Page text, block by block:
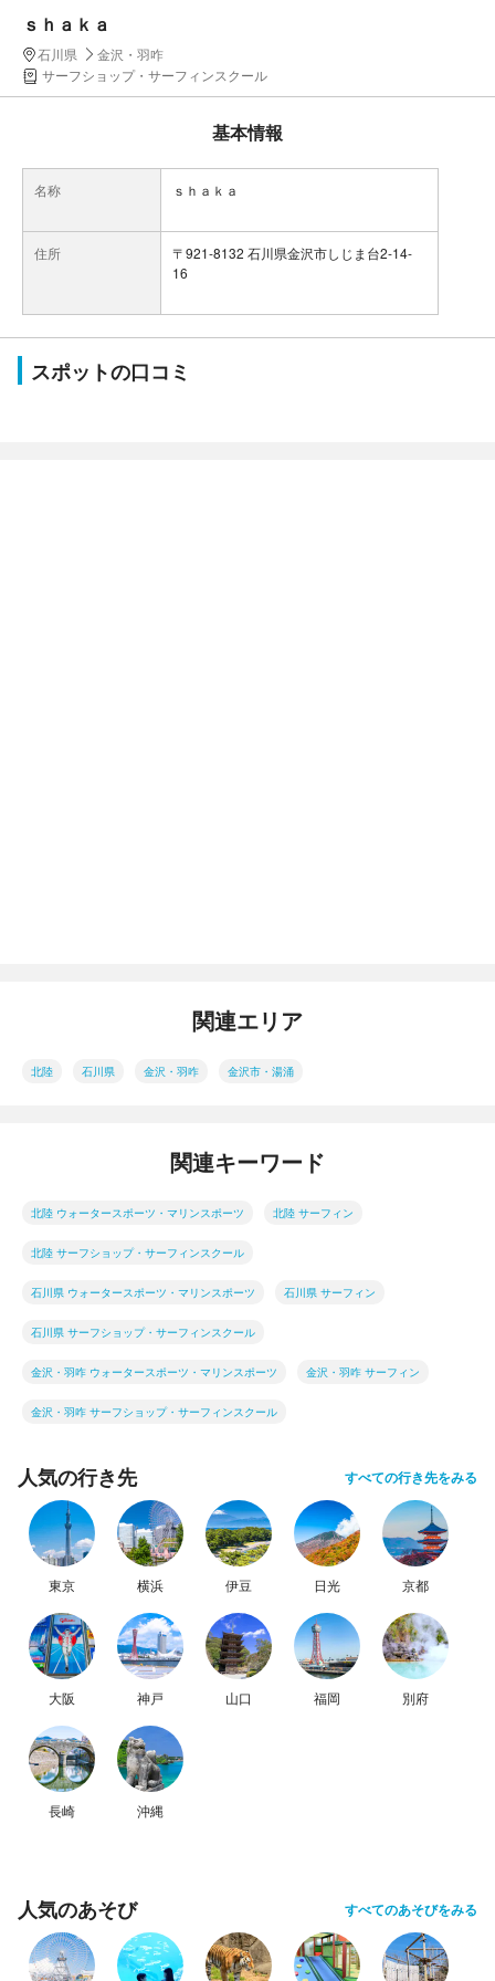
ｓｈａｋａ
石川県
金沢・羽咋
サーフショップ・サーフィンスクール
基本情報
名称 ｓｈａｋａ
住所
〒921-8132 石川県金沢市しじま台2-14-
16
スポットの口コミ
関連エリア
北陸 石川県 金沢・羽咋 金沢市・湯涌
関連キーワード
北陸 ウォータースポーツ・マリンスポーツ 北陸 サーフィン
北陸 サーフショップ・サーフィンスクール
石川県 ウォータースポーツ・マリンスポーツ 石川県 サーフィン
石川県 サーフショップ・サーフィンスクール
金沢・羽咋 ウォータースポーツ・マリンスポーツ 金沢・羽咋 サーフィン
金沢・羽咋 サーフショップ・サーフィンスクール
人気の行き先 すべての行き先をみる
東京 横浜 伊豆 日光 京都
大阪 神戸 山口 福岡 別府
長崎 沖縄
人気のあそび すべてのあそびをみる